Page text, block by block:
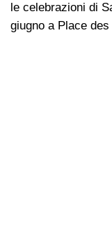
le celebrazioni di
giugno a Place